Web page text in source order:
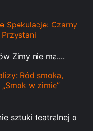
Spekulacje: Czarny
Zimy nie ma....
Ród smoka,
w zimie”
sztuki teatralnej o